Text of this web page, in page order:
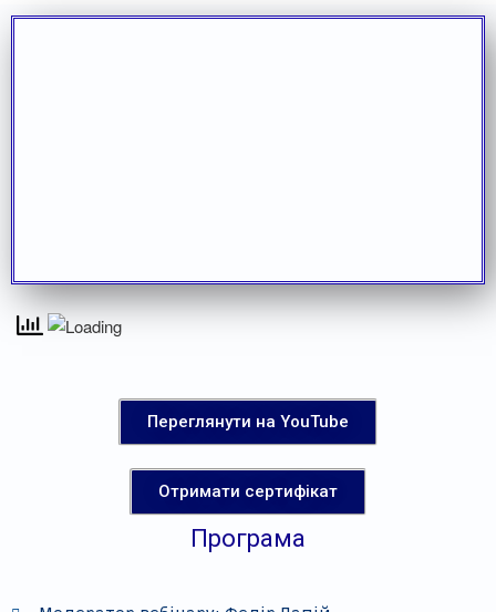
Переглянути на YouTube
Отримати сертифікат
Програма